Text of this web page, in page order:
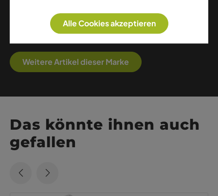
Technologien und alpiner Expertise bietet Millet
funktionelle Kleidung und Ausrüstung für
ambitionierte Bergsportler.
Weitere Artikel dieser Marke
Das könnte ihnen auch
gefallen
Alle Cookies akzeptieren